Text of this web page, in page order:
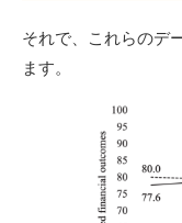
それで、これらのデ
ます。